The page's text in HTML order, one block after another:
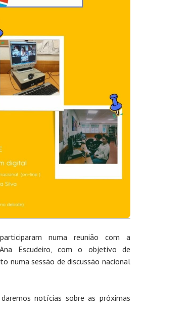
numa reunião com a
Escudeiro, com o objetivo de
numa sessão de discussão nacional
notícias sobre as próximas